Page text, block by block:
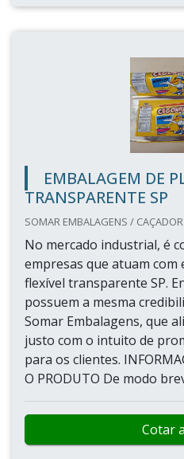
EMBALAGEM DE
TRANSPARENTE SP
SOMAR EMBALAGENS /
No mercado industrial, é
empresas que atuam com
flexível transparente SP.
possuem a mesma
Somar Embalagens, que
justo com o intuito de
para os clientes.
O PRODUTO De modo
Cotar